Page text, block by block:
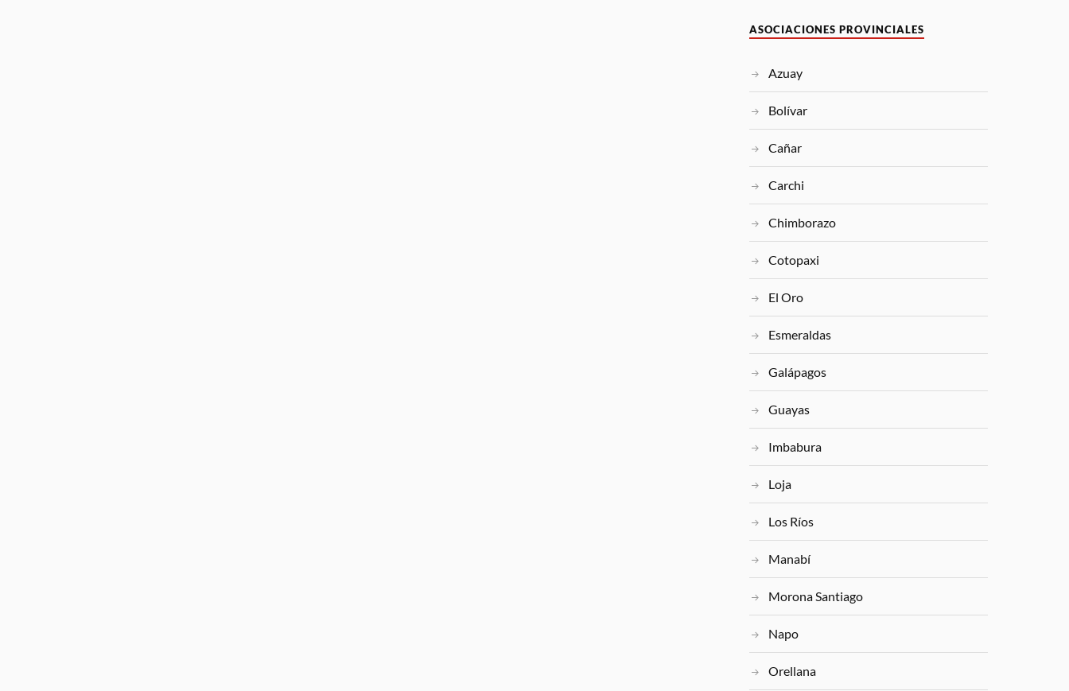
ASOCIACIONES PROVINCIALES
Azuay
Bolívar
Cañar
Carchi
Chimborazo
Cotopaxi
El Oro
Esmeraldas
Galápagos
Guayas
Imbabura
Loja
Los Ríos
Manabí
Morona Santiago
Napo
Orellana